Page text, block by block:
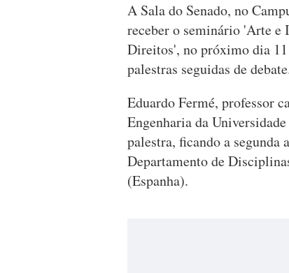
A Sala do Senado, no
receber o seminário 'Arte
Direitos', no próximo dia 11
palestras seguidas de
Eduardo Fermé, professor
Engenharia da
palestra, ficando a
Departamento de
(Espanha).